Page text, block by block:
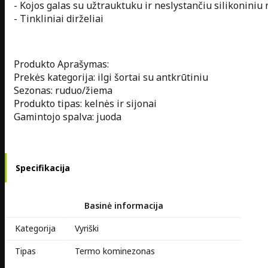
- Kojos galas su užtrauktuku ir neslystančiu silikoniniu
- Tinkliniai dirželiai
Produkto Aprašymas:
Prekės kategorija: ilgi šortai su antkrūtiniu
Sezonas: ruduo/žiema
Produkto tipas: kelnės ir sijonai
Gamintojo spalva: juoda
Specifikacija
Basinė informacija
Kategorija
Vyriški
Tipas
Termo kominezonas